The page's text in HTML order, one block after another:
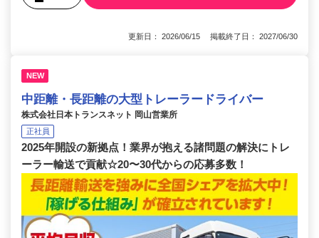
更新日： 2026/06/15 掲載終了日： 2027/06/30
NEW
中距離・長距離の大型トレーラードライバー
株式会社日本トランスネット 岡山営業所
正社員
2025年開設の新拠点！業界が抱える諸問題の解決にトレ
ーラー輸送で貢献☆20〜30代からの応募多数！